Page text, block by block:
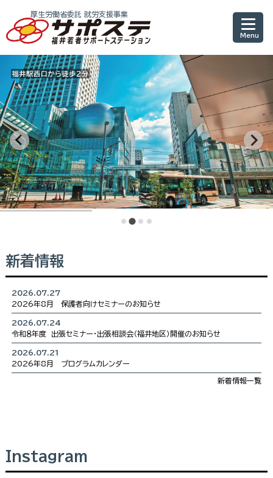
厚生労働省委託 就労支援事業
サポステ福井 地域若
新着情報
2026.07.27
2026年8月 保護者向けセミナーのお知らせ
2026.07.24
令和８年度 出張セミナー・出張相談会（福井地区）開催のお知らせ
2026.07.21
2026年8月 プログラムカレンダー
新着情報一覧
Instagram